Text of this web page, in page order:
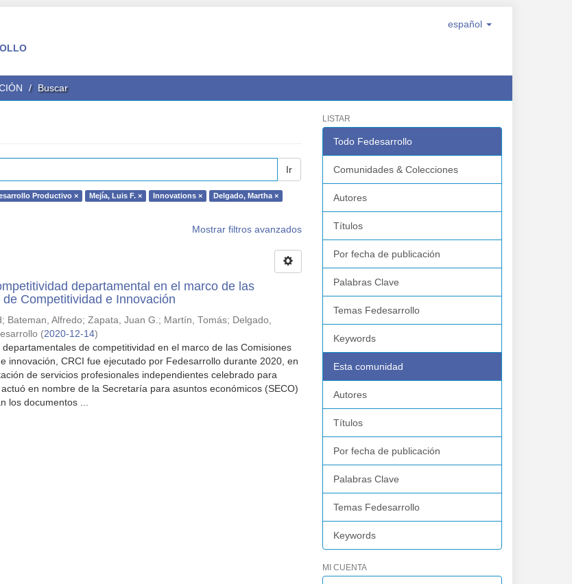
español
Buscar
Ir
Productivo × Mejía, Luis F. × Innovations ×
Delgado, Martha ×
Mostrar filtros avanzados
departamental en el marco de las
Competitividad e Innovación
; Bateman, Alfredo;Zapata, Juan G.; Martín, Tomás; Delgado,
(2020-12-14)
de competitividad en el marco de las Comisiones
innovación, CRCI fue ejecutado por Fedesarrollo durante 2020, en
de servicios profesionales independientes celebrado para
en nombre de la Secretaría para asuntos económicos (SECO)
los documentos ...
LISTAR
Todo Fedesarrollo
Comunidades & Colecciones
Autores
Títulos
Por fecha de publicación
Palabras Clave
Temas Fedesarrollo
Keywords
Esta comunidad
Autores
Títulos
Por fecha de publicación
Palabras Clave
Temas Fedesarrollo
Keywords
MI CUENTA